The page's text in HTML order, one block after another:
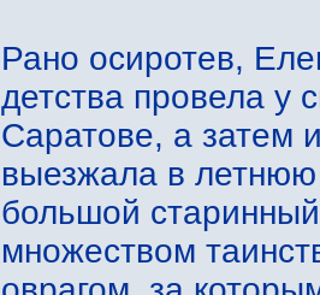
Рано осиротев,
детства провела у
Саратове, а затем
выезжала в
большой
множеством